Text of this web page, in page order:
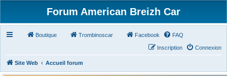
Forum American Breizh Car
Boutique Trombinoscar Facebook FAQ
Connexion
Inscription
Site Web Accueil forum